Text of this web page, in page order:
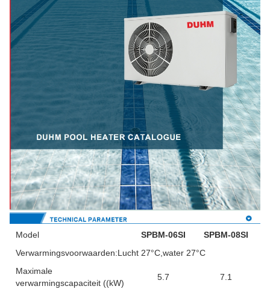
Model SPBM-06SI
SPBM-08SI
Verwarmingsvoorwaarden:Lucht 27°C,water 27°C
Maximale
verwarmingscapaciteit ((kW)
5.7 7.1